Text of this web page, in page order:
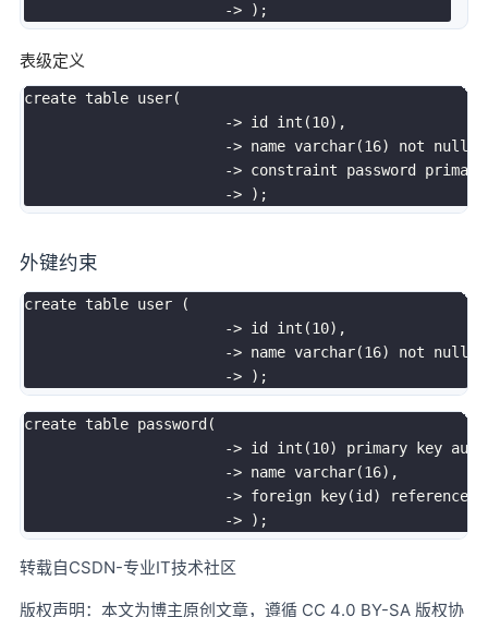
-> ) ;
表级定义
create table user(
-> id int (10) ,
-> name varchar(16) not null
-> constraint password primary
-> ) ;
外键约束
create table user
(
-> id int (10) ,
-> name varchar(16) not
null
-> ) ;
create table password (
-> id int (10) primary key
-> name varchar(16) ,
-> foreign key(id ) references
-> ) ;
转载自CSDN-专业IT技术社区
版权声明：本文为博主原创文章，遵循 CC 4.0 BY-SA 版权协